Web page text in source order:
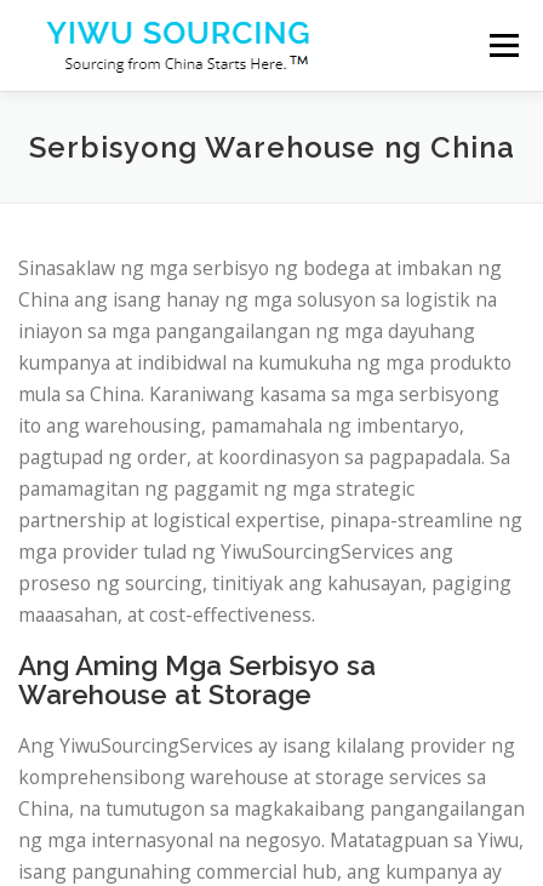
Skip to content
Menu
Mga serbisyo Lungsod ng Yiwu
Serbisyong Warehouse ng China
Sinasaklaw ng mga serbisyo ng bodega at imbakan ng
China ang isang hanay ng mga solusyon sa logistik na
iniayon sa mga pangangailangan ng mga dayuhang
kumpanya at indibidwal na kumukuha ng mga produkto
mula sa China. Karaniwang kasama sa mga serbisyong
ito ang warehousing, pamamahala ng imbentaryo,
pagtupad ng order, at koordinasyon sa pagpapadala. Sa
pamamagitan ng paggamit ng mga strategic
partnership at logistical expertise, pinapa-streamline ng
mga provider tulad ng YiwuSourcingServices ang
proseso ng sourcing, tinitiyak ang kahusayan, pagiging
maaasahan, at cost-effectiveness.
Ang Aming Mga Serbisyo sa
Warehouse at Storage
Ang YiwuSourcingServices ay isang kilalang provider ng
komprehensibong warehouse at storage services sa
China, na tumutugon sa magkakaibang pangangailangan
ng mga internasyonal na negosyo. Matatagpuan sa Yiwu,
isang pangunahing commercial hub, ang kumpanya ay